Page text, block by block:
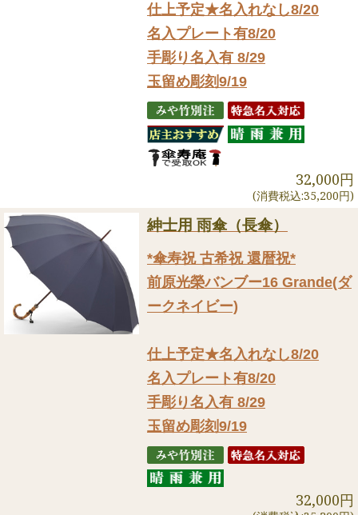
仕上予定★名入れなし8/20
名入プレート有8/20
手彫り名入有 8/29
玉留め彫刻9/19
32,000円
(消費税込:35,200円)
紳士用 雨傘（長傘）
*傘寿祝 古希祝 還暦祝*
前原光榮バンブー16 Grande(ダ
ークネイビー)
仕上予定★名入れなし8/20
名入プレート有8/20
手彫り名入有 8/29
玉留め彫刻9/19
32,000円